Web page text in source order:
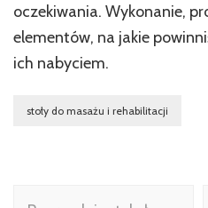
oczekiwania. Wykonanie,
elementów, na jakie
ich nabyciem.
stoły do masażu i rehabilitacji
Nawigacja